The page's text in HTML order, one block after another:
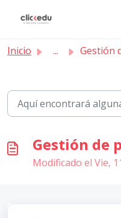
Inicio ... Gestión
Gestión de
Modificado el Vie,